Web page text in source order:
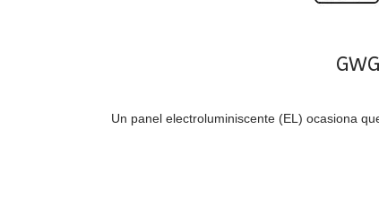
Un panel electroluminiscente (EL) ocasiona